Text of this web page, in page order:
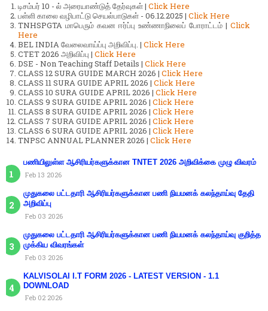
டிசம்பர் 10 - ல் அரையாண்டுத் தேர்வுகள் | Click Here
பள்ளி காலை வழிபாட்டு செயல்பாடுகள் - 06.12.2025 | Click Here
TNHSPGTA மாபெரும் கவன ஈர்ப்பு உண்ணாநிலைப் போராட்டம் | Click
Here
BEL INDIA வேலைவாய்ப்பு அறிவிப்பு. | Click Here
CTET 2026 அறிவிப்பு | Click Here
DSE - Non Teaching Staff Details | Click Here
CLASS 12 SURA GUIDE MARCH 2026 | Click Here
CLASS 11 SURA GUIDE APRIL 2026 | Click Here
CLASS 10 SURA GUIDE APRIL 2026 | Click Here
CLASS 9 SURA GUIDE APRIL 2026 | Click Here
CLASS 8 SURA GUIDE APRIL 2026 | Click Here
CLASS 7 SURA GUIDE APRIL 2026 | Click Here
CLASS 6 SURA GUIDE APRIL 2026 | Click Here
TNPSC ANNUAL PLANNER 2026 | Click Here
பணியிலுள்ள ஆசிரியர்களுக்கான TNTET 2026 அறிவிக்கை முழு விவரம்
Feb 13 2026
முதுகலை பட்டதாரி ஆசிரியர்களுக்கான பணி நியமனக் கலந்தாய்வு தேதி
அறிவிப்பு
Feb 03 2026
முதுகலை பட்டதாரி ஆசிரியர்களுக்கான பணி நியமனக் கலந்தாய்வு குறித்த
முக்கிய விவரங்கள்
Feb 03 2026
KALVISOLAI I.T FORM 2026 - LATEST VERSION - 1.1
DOWNLOAD
Feb 02 2026